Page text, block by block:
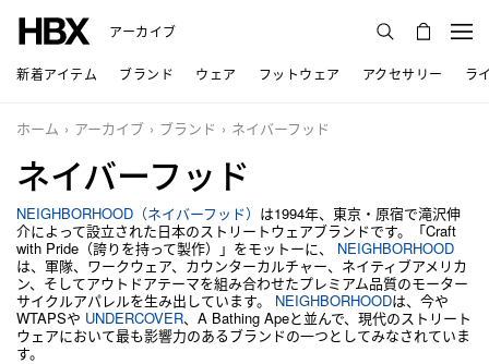
アーカイブ
新着アイテム ブランド ウェア フットウェア アクセサリー ラ
ホーム アーカイブ ブランド ネイバーフッド
ネイバーフッド
NEIGHBORHOOD（ネイバーフッド） は1994年、東京・原宿で滝沢伸
介によって設立された日本のストリートウェアブランドです。「Craft
with Pride（誇りを持って製作）」をモットーに、 NEIGHBORHOOD
は、軍隊、ワークウェア、カウンターカルチャー、ネイティブアメリカ
ン、そしてアウトドアテーマを組み合わせたプレミアム品質のモーター
サイクルアパレルを生み出しています。 NEIGHBORHOODは、今や
WTAPSや UNDERCOVER、A Bathing Apeと並んで、現代のストリート
ウェアにおいて最も影響力のあるブランドの一つとしてみなされていま
す。